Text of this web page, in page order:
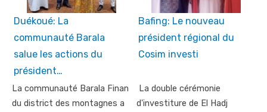
Duékoué: La
communauté Barala
salue les actions du
président…
La communauté Barala Finan
du district des montagnes a
Bafing: Le nouveau
président régional du
Cosim investi
La double cérémonie
d'investiture de El Hadj